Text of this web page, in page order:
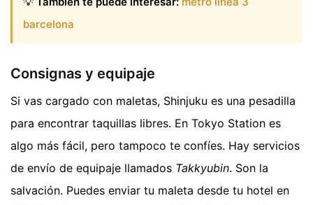
barcelona
Consignas y equipaje
Si vas cargado con maletas, Shinjuku es una pesadilla
para encontrar taquillas libres. En Tokyo Station es
algo más fácil, pero tampoco te confíes. Hay servicios
de envío de equipaje llamados Takkyubin. Son la
salvación. Puedes enviar tu maleta desde tu hotel en